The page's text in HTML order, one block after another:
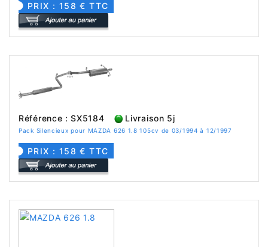
PRIX : 158 € TTC
Référence : SX5184 Livraison 5j
Pack Silencieux pour MAZDA 626 1.8 105cv de 03/1994 à 12/1997
PRIX : 158 € TTC